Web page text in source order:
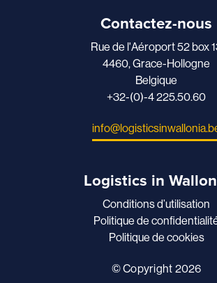
Contactez-nous
Rue de l'Aéroport 52 box
4460, Grace-Hollogne
Belgique
+32-(0)-4 225.50.60
Logistics in
Conditions d’utilisation
Politique de
Politique de cookies
© Copyright 2026